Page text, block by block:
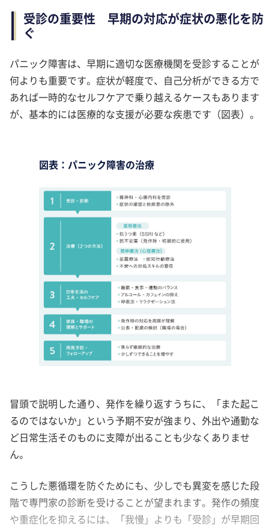
受診の重要性 早期の対応が症状の悪化を防
ぐ
パニック障害は、早期に適切な医療機関を受診することが
何よりも重要です。症状が軽度で、自己分析ができる方で
あれば一時的なセルフケアで乗り越えるケースもあります
が、基本的には医療的な支援が必要な疾患です（図表）。
図表：パニック障害の治療
冒頭で説明した通り、発作を繰り返すうちに、「また起こ
るのではないか」という予期不安が強まり、外出や通勤な
ど日常生活そのものに支障が出ることも少なくありませ
ん。
こうした悪循環を防ぐためにも、少しでも異変を感じた段
階で専門家の診断を受けることが望まれます。発作の頻度
や重症化を抑えるには、「我慢」よりも「受診」が早期回